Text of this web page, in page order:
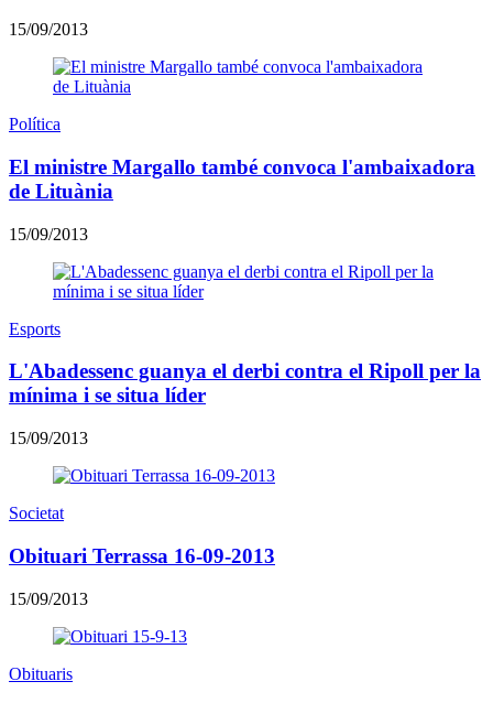
15/09/2013
Política
El ministre Margallo també convoca l'ambaixadora
de Lituània
15/09/2013
Esports
L'Abadessenc guanya el derbi contra el Ripoll per la
mínima i se situa líder
15/09/2013
Societat
Obituari Terrassa 16-09-2013
15/09/2013
Obituaris